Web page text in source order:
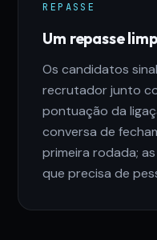
REPASSE
Um repasse
Os candidatos
recrutador junto
pontuação da
conversa de
primeira rodada;
que precisa de